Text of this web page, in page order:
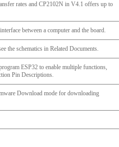
rates and CP2102N in V4.1 offers up to
between a computer and the board.
the schematics in Related Documents.
ESP32 to enable multiple functions,
Pin Descriptions.
Download mode for downloading